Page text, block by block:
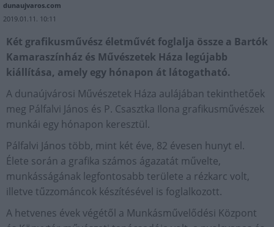
dunaujvaros.com
2019.01.11. 10:11
Két grafikusművész életművét foglalja össze a Bartók
Kamaraszínház és Művészetek Háza legújabb
kiállítása, amely egy hónapon át látogatható.
A dunaújvárosi Művészetek Háza aulájában tekinthetőek
meg Pálfalvi János és P. Csasztka Ilona grafikusművészek
munkái egy hónapon keresztül.
Pálfalvi János több, mint két éve, 82 évesen hunyt el.
Élete során a grafika számos ágazatát művelte,
munkásságának legfontosabb területe a rézkarc volt,
illetve tűzzománcok készítésével is foglalkozott.
A hetvenes évek végétől a Munkásművelődési Központ